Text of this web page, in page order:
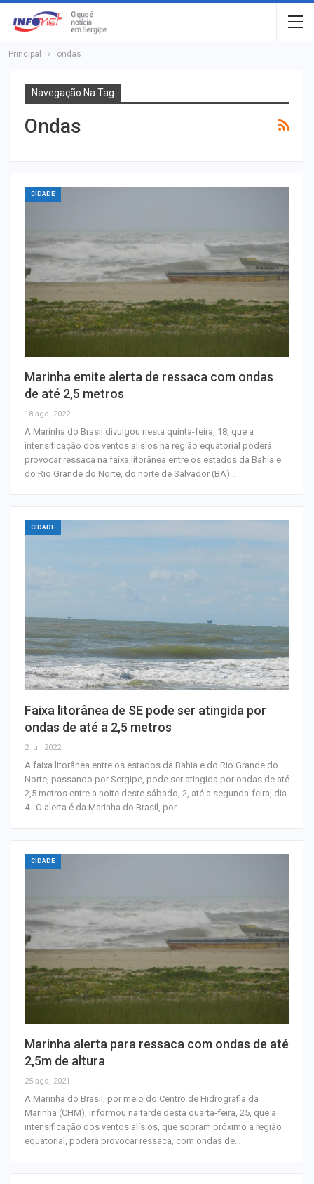
Principal ondas
Navegação Na Tag
Ondas
CIDADE
Marinha emite alerta de ressaca com ondas
de até 2,5 metros
18 ago, 2022
A Marinha do Brasil divulgou nesta quinta-feira, 18, que a
intensificação dos ventos alísios na região equatorial poderá
provocar ressaca na faixa litorânea entre os estados da Bahia e
do Rio Grande do Norte, do norte de Salvador (BA)…
CIDADE
Faixa litorânea de SE pode ser atingida por
ondas de até a 2,5 metros
2 jul, 2022
A faixa litorânea entre os estados da Bahia e do Rio Grande do
Norte, passando por Sergipe, pode ser atingida por ondas de até
2,5 metros entre a noite deste sábado, 2, até a segunda-feira, dia
4. O alerta é da Marinha do Brasil, por…
CIDADE
Marinha alerta para ressaca com ondas de até
2,5m de altura
25 ago, 2021
A Marinha do Brasil, por meio do Centro de Hidrografia da
Marinha (CHM), informou na tarde desta quarta-feira, 25, que a
intensificação dos ventos alísios, que sopram próximo a região
equatorial, poderá provocar ressaca, com ondas de…